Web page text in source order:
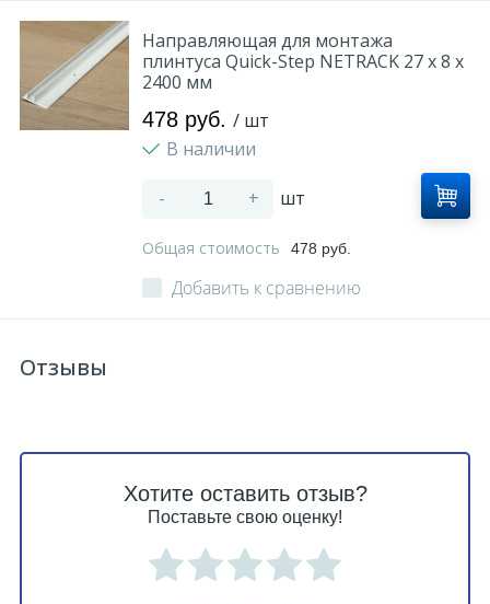
Направляющая для монтажа
плинтуса Quick-Step NETRACK 27 x 8 x
2400 мм
478 руб. / шт
В наличии
- + шт
Общая стоимость 478 руб.
Добавить к сравнению
Отзывы
Хотите оставить отзыв?
Поставьте свою оценку!